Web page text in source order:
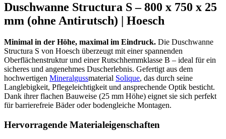
Duschwanne Structura S – 800 x 750 x 25
mm (ohne Antirutsch) | Hoesch
Minimal in der Höhe, maximal im Eindruck. Die Duschwanne
Structura S von Hoesch überzeugt mit einer spannenden
Oberflächenstruktur und einer Rutschhemmklasse B – ideal für ein
sicheres und angenehmes Duscherlebnis. Gefertigt aus dem
hochwertigen Mineralgussmaterial Solique, das durch seine
Langlebigkeit, Pflegeleichtigkeit und ansprechende Optik besticht.
Dank ihrer flachen Bauweise (25 mm Höhe) eignet sie sich perfekt
für barrierefreie Bäder oder bodengleiche Montagen.
Hervorragende Materialeigenschaften